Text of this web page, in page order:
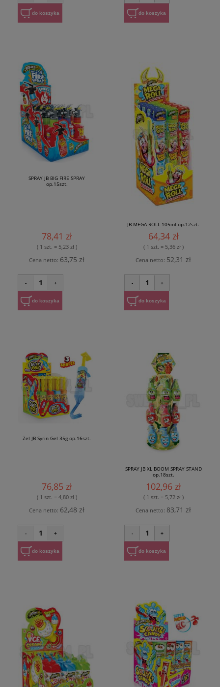
do koszyka do koszyka
SPRAY JB BIG FIRE SPRAY
op.15szt.
78,41 zł
( 1 szt. = 5,23 zł )
Cena netto: 63,75 zł
- 1 +
do koszyka
JB MEGA ROLL 105ml op.12szt.
64,34 zł
( 1 szt. = 5,36 zł )
Cena netto: 52,31 zł
- 1 +
do koszyka
Żel JB Syrin Gel 35g op.16szt.
76,85 zł
( 1 szt. = 4,80 zł )
Cena netto: 62,48 zł
- 1 +
do koszyka
SPRAY JB XL BOOM SPRAY STAND
op.18szt.
102,96 zł
( 1 szt. = 5,72 zł )
Cena netto: 83,71 zł
- 1 +
do koszyka